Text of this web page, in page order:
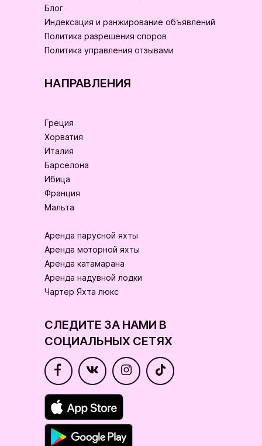
Блог
Индексация и ранжирование объявлений
Политика разрешения споров
Политика управления отзывами
НАПРАВЛЕНИЯ
Греция
Хорватия
Италия
Барселона
Ибица
Франция
Мальта
Аренда парусной яхты
Аренда моторной яхты
Аренда катамарана
Аренда надувной лодки
Чартер Яхта люкс
СЛЕДИТЕ ЗА НАМИ В
СОЦИАЛЬНЫХ СЕТЯХ